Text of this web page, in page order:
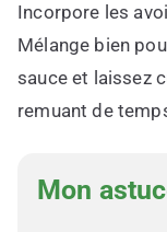
Incorpore les
Mélange bien
sauce et laissez
remuant de
Mon